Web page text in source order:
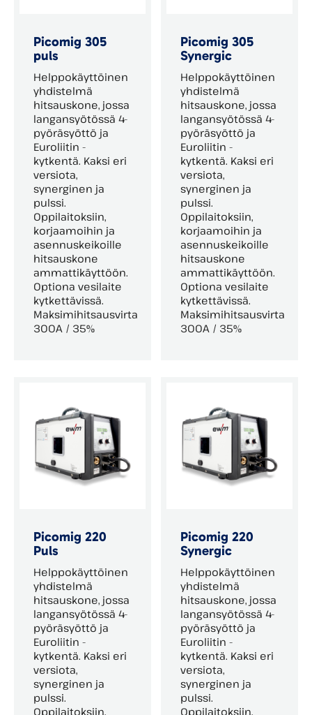
Picomig 305
puls
Helppokäyttöinen
yhdistelmä
hitsauskone, jossa
langansyötössä 4-
pyöräsyöttö ja
Euroliitin -
kytkentä. Kaksi eri
versiota,
synerginen ja
pulssi.
Oppilaitoksiin,
korjaamoihin ja
asennuskeikoille
hitsauskone
ammattikäyttöön.
Optiona vesilaite
kytkettävissä.
Maksimihitsausvirta
300A / 35%
Picomig 305
Synergic
Helppokäyttöinen
yhdistelmä
hitsauskone, jossa
langansyötössä 4-
pyöräsyöttö ja
Euroliitin -
kytkentä. Kaksi eri
versiota,
synerginen ja
pulssi.
Oppilaitoksiin,
korjaamoihin ja
asennuskeikoille
hitsauskone
ammattikäyttöön.
Optiona vesilaite
kytkettävissä.
Maksimihitsausvirta
300A / 35%
Picomig 220
Puls
Helppokäyttöinen
yhdistelmä
hitsauskone, jossa
langansyötössä 4-
pyöräsyöttö ja
Euroliitin -
kytkentä. Kaksi eri
versiota,
synerginen ja
pulssi.
Oppilaitoksiin,
Picomig 220
Synergic
Helppokäyttöinen
yhdistelmä
hitsauskone, jossa
langansyötössä 4-
pyöräsyöttö ja
Euroliitin -
kytkentä. Kaksi eri
versiota,
synerginen ja
pulssi.
Oppilaitoksiin,